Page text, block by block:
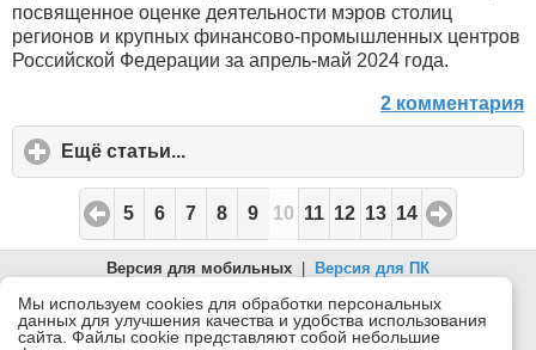
посвященное оценке деятельности мэров столиц
регионов и крупных финансово-промышленных центров
Российской Федерации за апрель-май 2024 года.
2 комментария
Ещё статьи...
to
contents
5 6 7 8 9 10 11 12 13 14
Версия для мобильных
Версия для ПК
© 2026 Беломорканал Северодвинск tv29.ru
Joomla!is Free Software released under the GNU General Public
License.
Мы используем cookies для обработки персональных
данных для улучшения качества и удобства использования
сайта. Файлы cookie представляют собой небольшие